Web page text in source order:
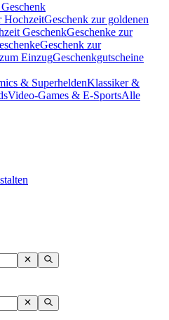
HochzeitGeschenk zur goldenen
GeschenkGeschenke zur
Geschenk zur
EinzugGeschenkgutscheine
& SuperheldenKlassiker &
Video-Games & E-SportsAlle